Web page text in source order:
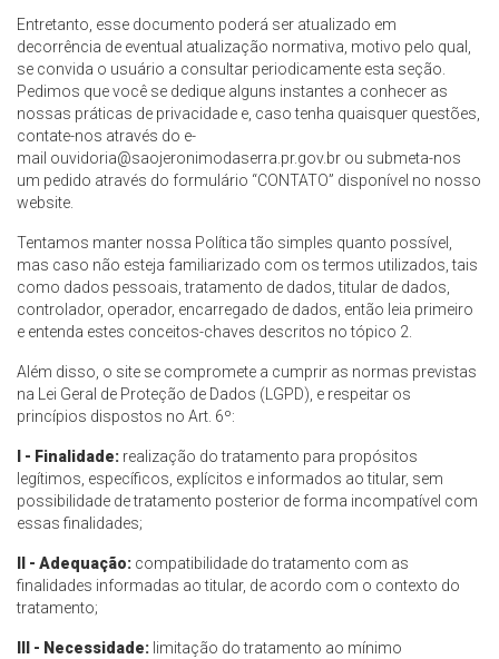
Entretanto, esse documento poderá ser atualizado em
decorrência de eventual atualização normativa, motivo pelo qual,
se convida o usuário a consultar periodicamente esta seção.
Pedimos que você se dedique alguns instantes a conhecer as
nossas práticas de privacidade e, caso tenha quaisquer questões,
contate-nos através do e-
mail ouvidoria@saojeronimodaserra.pr.gov.br ou submeta-nos
um pedido através do formulário “CONTATO” disponível no nosso
website.
Tentamos manter nossa Política tão simples quanto possível,
mas caso não esteja familiarizado com os termos utilizados, tais
como dados pessoais, tratamento de dados, titular de dados,
controlador, operador, encarregado de dados, então leia primeiro
e entenda estes conceitos-chaves descritos no tópico 2.
Além disso, o site se compromete a cumprir as normas previstas
na Lei Geral de Proteção de Dados (LGPD), e respeitar os
princípios dispostos no Art. 6º:
I - Finalidade: realização do tratamento para propósitos
legítimos, específicos, explícitos e informados ao titular, sem
possibilidade de tratamento posterior de forma incompatível com
essas finalidades;
II - Adequação: compatibilidade do tratamento com as
finalidades informadas ao titular, de acordo com o contexto do
tratamento;
III - Necessidade: limitação do tratamento ao mínimo